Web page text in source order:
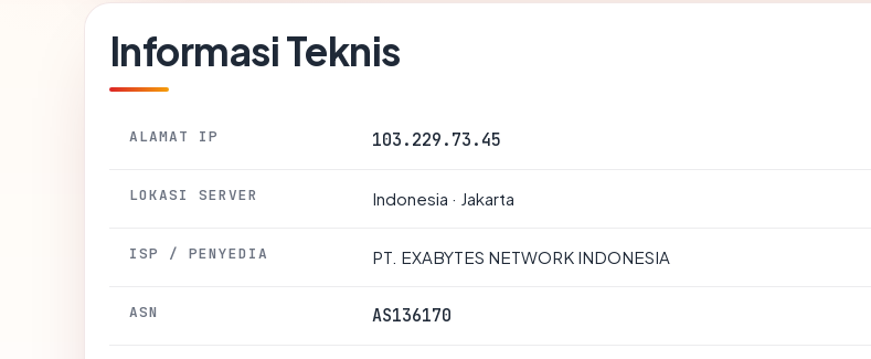
Informasi Teknis
ALAMAT IP 103.229.73.45
LOKASI SERVER Indonesia · Jakarta
ISP / PENYEDIA PT. EXABYTES NETWORK INDONESIA
ASN AS136170